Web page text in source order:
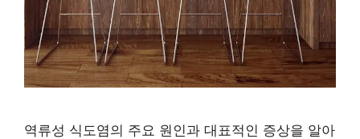
역류성 식도염의 주요 원인과 대표적인 증상을 알아